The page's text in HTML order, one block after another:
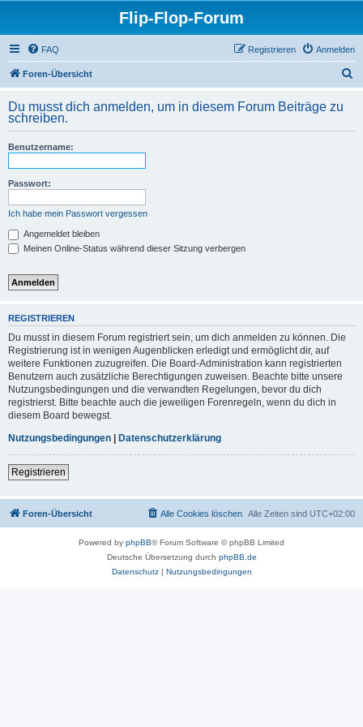
Flip-Flop-Forum
FAQ Anmelden
Registrieren
Foren-Übersicht
h
Du musst dich anmelden, um in diesem Forum Beiträge zu
schreiben.
Benutzername:
Passwort:
Ich habe mein Passwort vergessen
Angemeldet bleiben
Meinen Online-Status während dieser Sitzung verbergen
REGISTRIEREN
Du musst in diesem Forum registriert sein, um dich anmelden zu können. Die
Registrierung ist in wenigen Augenblicken erledigt und ermöglicht dir, auf
weitere Funktionen zuzugreifen. Die Board-Administration kann registrierten
Benutzern auch zusätzliche Berechtigungen zuweisen. Beachte bitte unsere
Nutzungsbedingungen und die verwandten Regelungen, bevor du dich
registrierst. Bitte beachte auch die jeweiligen Forenregeln, wenn du dich in
diesem Board bewegst.
Nutzungsbedingungen | Datenschutzerklärung
Registrieren
Foren-Übersicht Alle Zeiten sind UTC+02:00
Alle Cookies löschen
Powered by phpBB® Forum Software © phpBB Limited
Deutsche Übersetzung durch phpBB.de
Datenschutz| Nutzungsbedingungen